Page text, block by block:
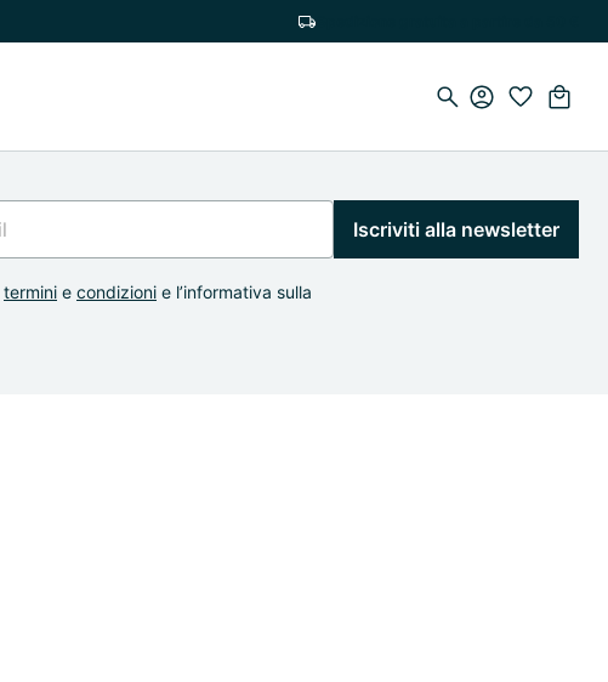
termini e condizioni e l’informativa sulla
Iscriviti alla newsletter